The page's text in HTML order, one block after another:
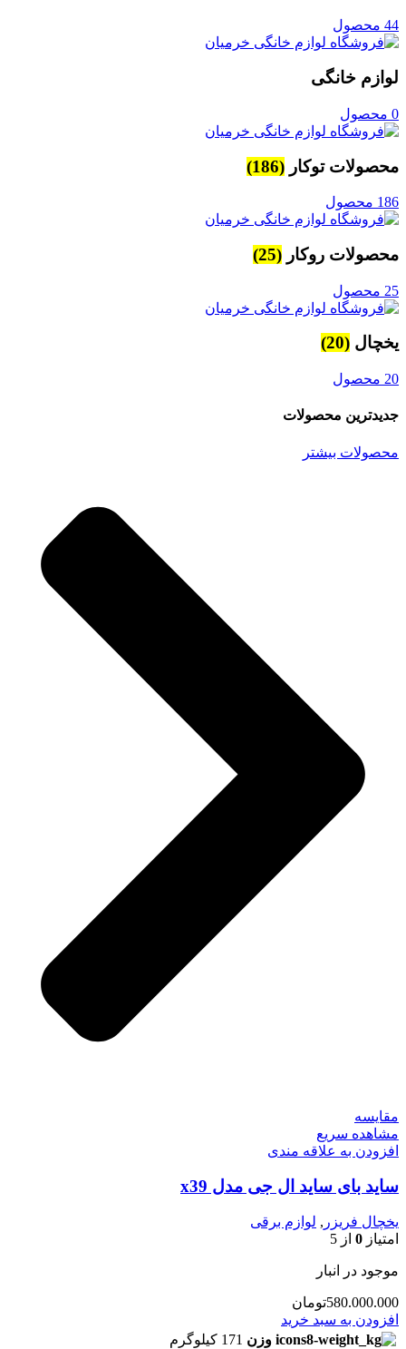
44 محصول
لوازم خانگی
0 محصول
محصولات توکار (186)
186 محصول
محصولات روکار (25)
25 محصول
یخچال (20)
20 محصول
جدیدترین محصولات
محصولات بیشتر
مقایسه
مشاهده سریع
افزودن به علاقه مندی
ساید بای ساید ال جی مدل x39
یخچال فریزر , لوازم برقی
امتیاز 0 از 5
موجود در انبار
580.000.000تومان
افزودن به سبد خرید
وزن 171 کیلوگرم